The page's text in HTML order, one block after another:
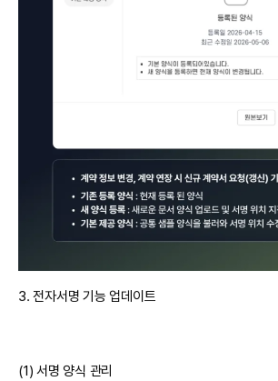
3. 전자서명 기능 업데이트
(1) 서명 양식 관리